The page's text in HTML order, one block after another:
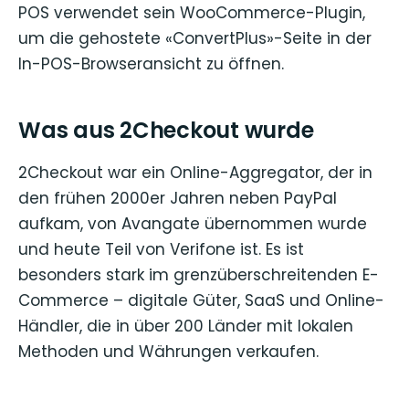
POS verwendet sein WooCommerce-Plugin,
um die gehostete «ConvertPlus»-Seite in der
In-POS-Browseransicht zu öffnen.
Was aus 2Checkout wurde
2Checkout war ein Online-Aggregator, der in
den frühen 2000er Jahren neben PayPal
aufkam, von Avangate übernommen wurde
und heute Teil von Verifone ist. Es ist
besonders stark im grenzüberschreitenden E-
Commerce – digitale Güter, SaaS und Online-
Händler, die in über 200 Länder mit lokalen
Methoden und Währungen verkaufen.